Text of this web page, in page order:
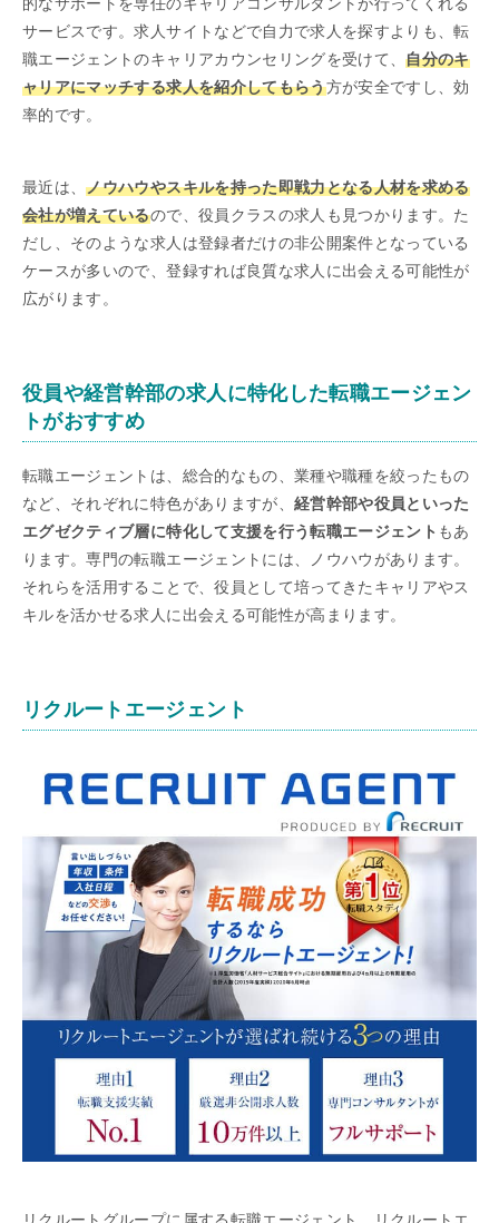
サービスです。求人サイトなどで自力で求人を探すよりも、転
職エージェントのキャリアカウンセリングを受けて、自分のキ
ャリアにマッチする求人を紹介してもらう方が安全ですし、効
率的です。
最近は、ノウハウやスキルを持った即戦力となる人材を求める
会社が増えているので、役員クラスの求人も見つかります。た
だし、そのような求人は登録者だけの非公開案件となっている
ケースが多いので、登録すれば良質な求人に出会える可能性が
広がります。
役員や経営幹部の求人に特化した転職エージェン
トがおすすめ
転職エージェントは、総合的なもの、業種や職種を絞ったもの
など、それぞれに特色がありますが、 経営幹部や役員といった
エグゼクティブ層に特化して支援を行う転職エージェント もあ
ります。専門の転職エージェントには、ノウハウがあります。
それらを活用することで、役員として培ってきたキャリアやス
キルを活かせる求人に出会える可能性が高まります。
リクルートエージェント
リクルートグループに属する転職エージェント、リクルートエ